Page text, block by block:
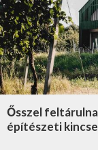
Ősszel
építészeti